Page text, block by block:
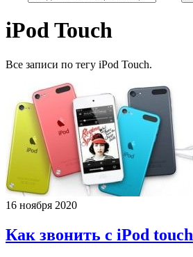
iPod Touch
Все записи по тегу iPod Touch.
16 ноября 2020
Как звонить с iPod touch